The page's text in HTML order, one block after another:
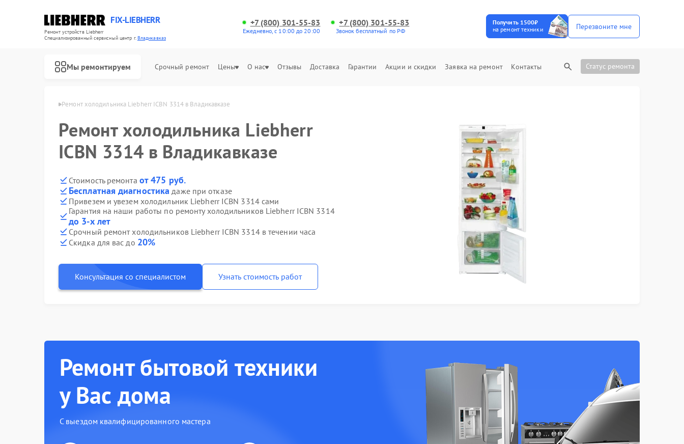
FIX-LIEBHERR
Ремонт устройств Liebherr
Специализированный cервисный центр г.Владикавказ
+7 (800) 301-55-83
Ежедневно, с 10:00 до 20:00
+7 (800) 301-55-83
Звонок бесплатный по РФ
Получить 1500₽
на ремонт техники
Перезвоните мне
Мы ремонтируем Срочный ремонт Цены О нас Отзывы Доставка Гарантии Акции и скидки Заявка на ремонт Контакты Статус ремонта
в Владикавказе Ремонт холодильника Liebherr ICBN 3314 в Владикавказе
Ремонт холодильника Liebherr
ICBN 3314 в Владикавказе
Стоимость ремонта от 475 руб.
Бесплатная диагностика даже при отказе
Привезем и увезем холодильник Liebherr ICBN 3314 сами
Гарантия на наши работы по ремонту холодильников Liebherr ICBN 3314
до 3-х лет
Срочный ремонт холодильников Liebherr ICBN 3314 в течении часа
Скидка для вас до 20%
Консультация со специалистом Узнать стоимость работ
Ремонт бытовой техники
у Вас дома
С выездом квалифицированного мастера